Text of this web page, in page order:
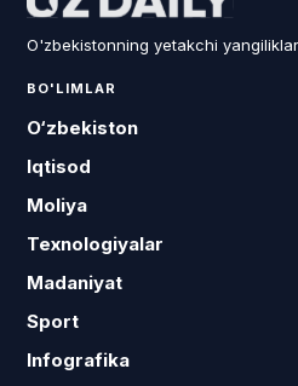
O'zbekistonning yetakchi
BO'LIMLAR
O‘zbekiston
Iqtisod
Moliya
Texnologiyalar
Madaniyat
Sport
Infografika